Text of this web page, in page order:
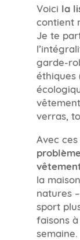
Voici la
contient
Je te
garde-
éthiques
verras,
Avec
la
natures
sport
faisons
semaine.